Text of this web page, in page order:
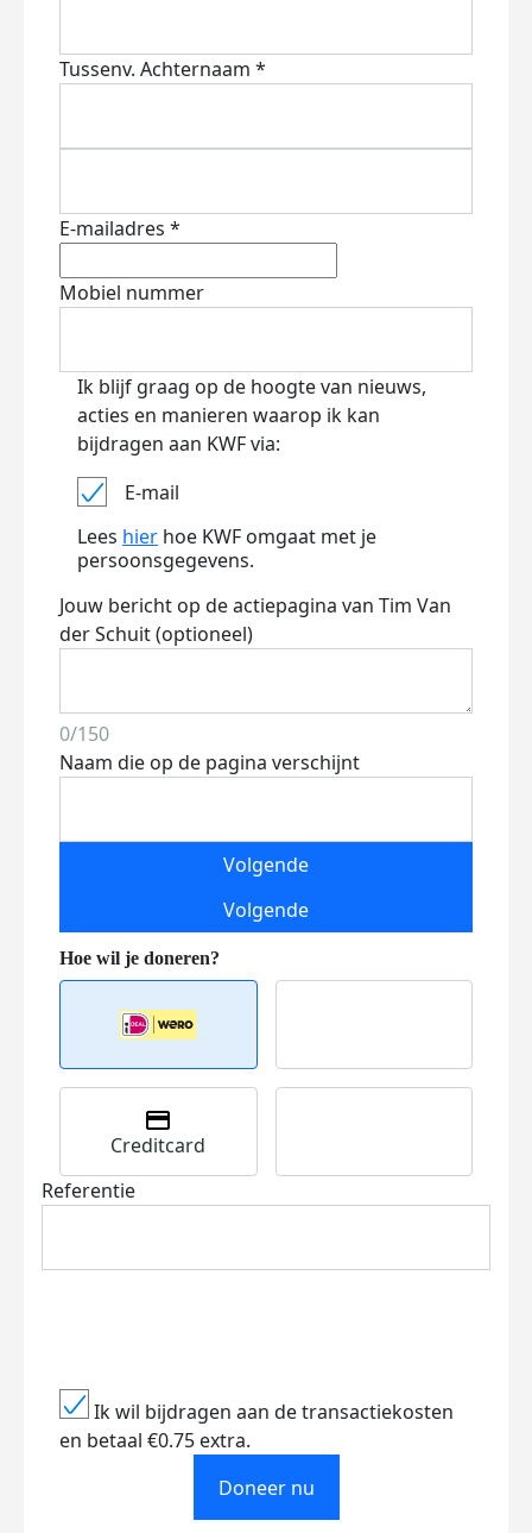
Tussenv. Achternaam *
E-mailadres *
Mobiel nummer
Ik blijf graag op de hoogte van nieuws,
acties en manieren waarop ik kan
bijdragen aan KWF via:
E-mail
Lees hier hoe KWF omgaat met je
persoonsgegevens.
Jouw bericht op de actiepagina van Tim Van
der Schuit (optioneel)
0/150
Naam die op de pagina verschijnt
Volgende
Volgende
Creditcard
Referentie
Ik wil bijdragen aan de transactiekosten
en betaal €0.75 extra.
Doneer nu